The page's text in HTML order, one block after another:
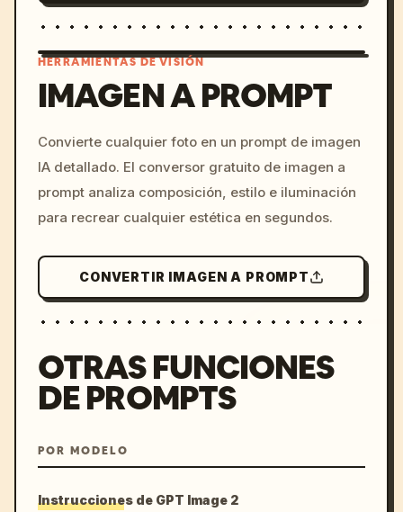
c, cyberpunk sunset, neon
colors, 8k --v 6.0
HERRAMIENTAS DE VISIÓN
IMAGEN A PROMPT
Convierte cualquier foto en un prompt de imagen
IA detallado. El conversor gratuito de imagen a
prompt analiza composición, estilo e iluminación
para recrear cualquier estética en segundos.
CONVERTIR IMAGEN A PROMPT
OTRAS FUNCIONES
DE PROMPTS
POR MODELO
Instrucciones de GPT Image 2